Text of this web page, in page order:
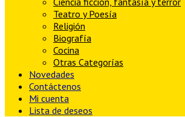
Teatro y Poesía
Religión
Biografía
Cocina
Otras Categorías
Novedades
Contáctenos
Mi cuenta
Lista de deseos